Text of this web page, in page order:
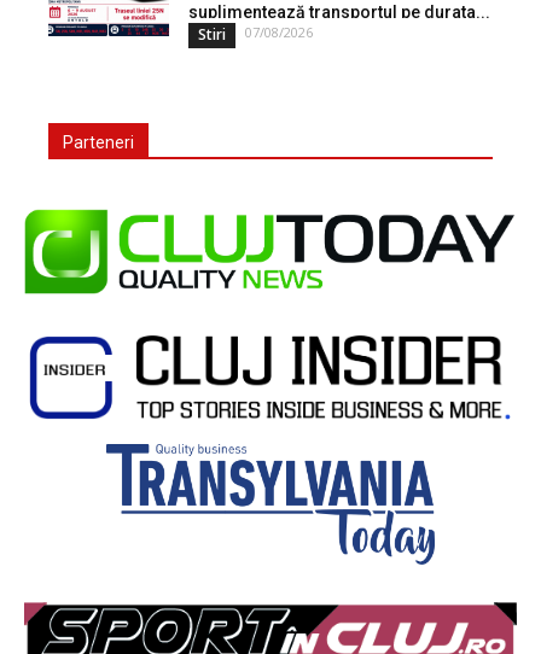
suplimentează transportul pe durata...
Stiri 07/08/2026
Parteneri